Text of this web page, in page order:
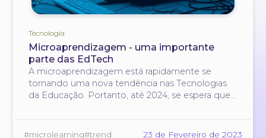
Tecnologia
Microaprendizagem - uma importante
parte das EdTech
A microaprendizagem está rapidamente se
tornando uma nova tendência nas Tecnologias
da Educação. Portanto, até 2024, se espera que
#microlearning#trend 23 de Fevereiro de 2023